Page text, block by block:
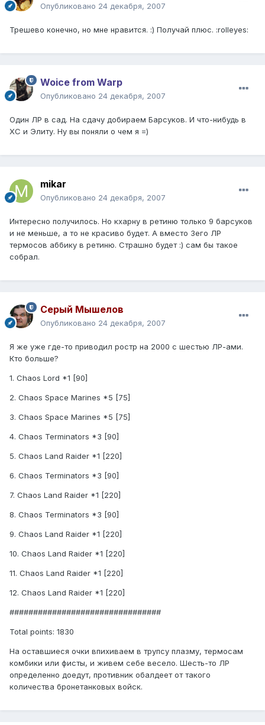
Опубликовано 24 декабря, 2007
Трешево конечно, но мне нравится. :) Получай плюс. :rolleyes:
Woice from Warp
Опубликовано 24 декабря, 2007
Один ЛР в сад. На сдачу добираем Барсуков. И что-нибудь в
ХС и Элиту. Ну вы поняли о чем я =)
mikar
Опубликовано 24 декабря, 2007
Интересно получилось. Но кхарну в ретиню только 9 барсуков
и не меньше, а то не красиво будет. А вместо 3его ЛР
термосов аббику в ретиню. Страшно будет :) сам бы такое
собрал.
Серый Мышелов
Опубликовано 24 декабря, 2007
Я же уже где-то приводил ростр на 2000 с шестью ЛР-ами.
Кто больше?
1. Chaos Lord *1 [90]
2. Chaos Space Marines *5 [75]
3. Chaos Space Marines *5 [75]
4. Chaos Terminators *3 [90]
5. Chaos Land Raider *1 [220]
6. Chaos Terminators *3 [90]
7. Chaos Land Raider *1 [220]
8. Chaos Terminators *3 [90]
9. Chaos Land Raider *1 [220]
10. Chaos Land Raider *1 [220]
11. Chaos Land Raider *1 [220]
12. Chaos Land Raider *1 [220]
################################
Total points: 1830
На оставшиеся очки впихиваем в трупсу плазму, термосам
комбики или фисты, и живем себе весело. Шесть-то ЛР
определенно доедут, противник обалдеет от такого
количества бронетанковых войск.